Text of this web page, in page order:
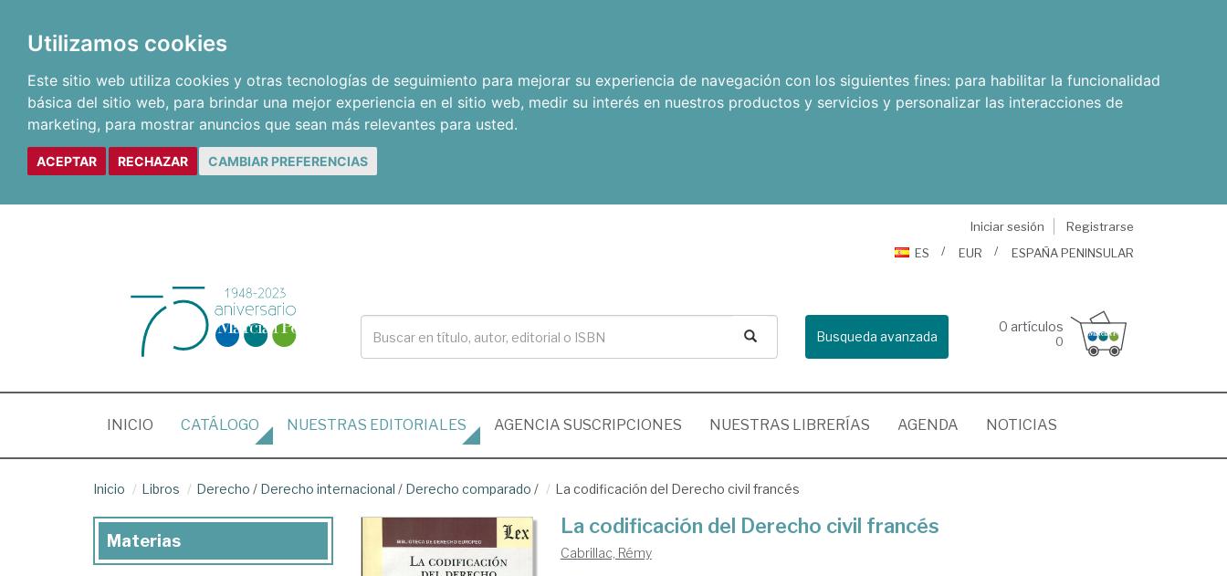
Utilizamos cookies
Este sitio web utiliza cookies y otras tecnologías de seguimiento para mejorar su experiencia de navegación con los siguientes fines: para habilitar la funcionalidad
básica del sitio web, para brindar una mejor experiencia en el sitio web, medir su interés en nuestros productos y servicios y personalizar las interacciones de
marketing, para mostrar anuncios que sean más relevantes para usted.
ACEPTAR RECHAZAR CAMBIAR PREFERENCIAS
Iniciar sesión
Registrarse
ES
EUR ESPAÑA PENINSULAR
Busqueda avanzada
0 artículos
0
INICIO (CURRENT)
CATÁLOGO NUESTRAS EDITORIALES AGENCIA SUSCRIPCIONES NUESTRAS LIBRERÍAS AGENDA NOTICIAS
Inicio Libros Derecho / Derecho internacional / Derecho comparado / La codificación del Derecho civil francés
La codificación del Derecho civil francés
Cabrillac, Rémy
Materias